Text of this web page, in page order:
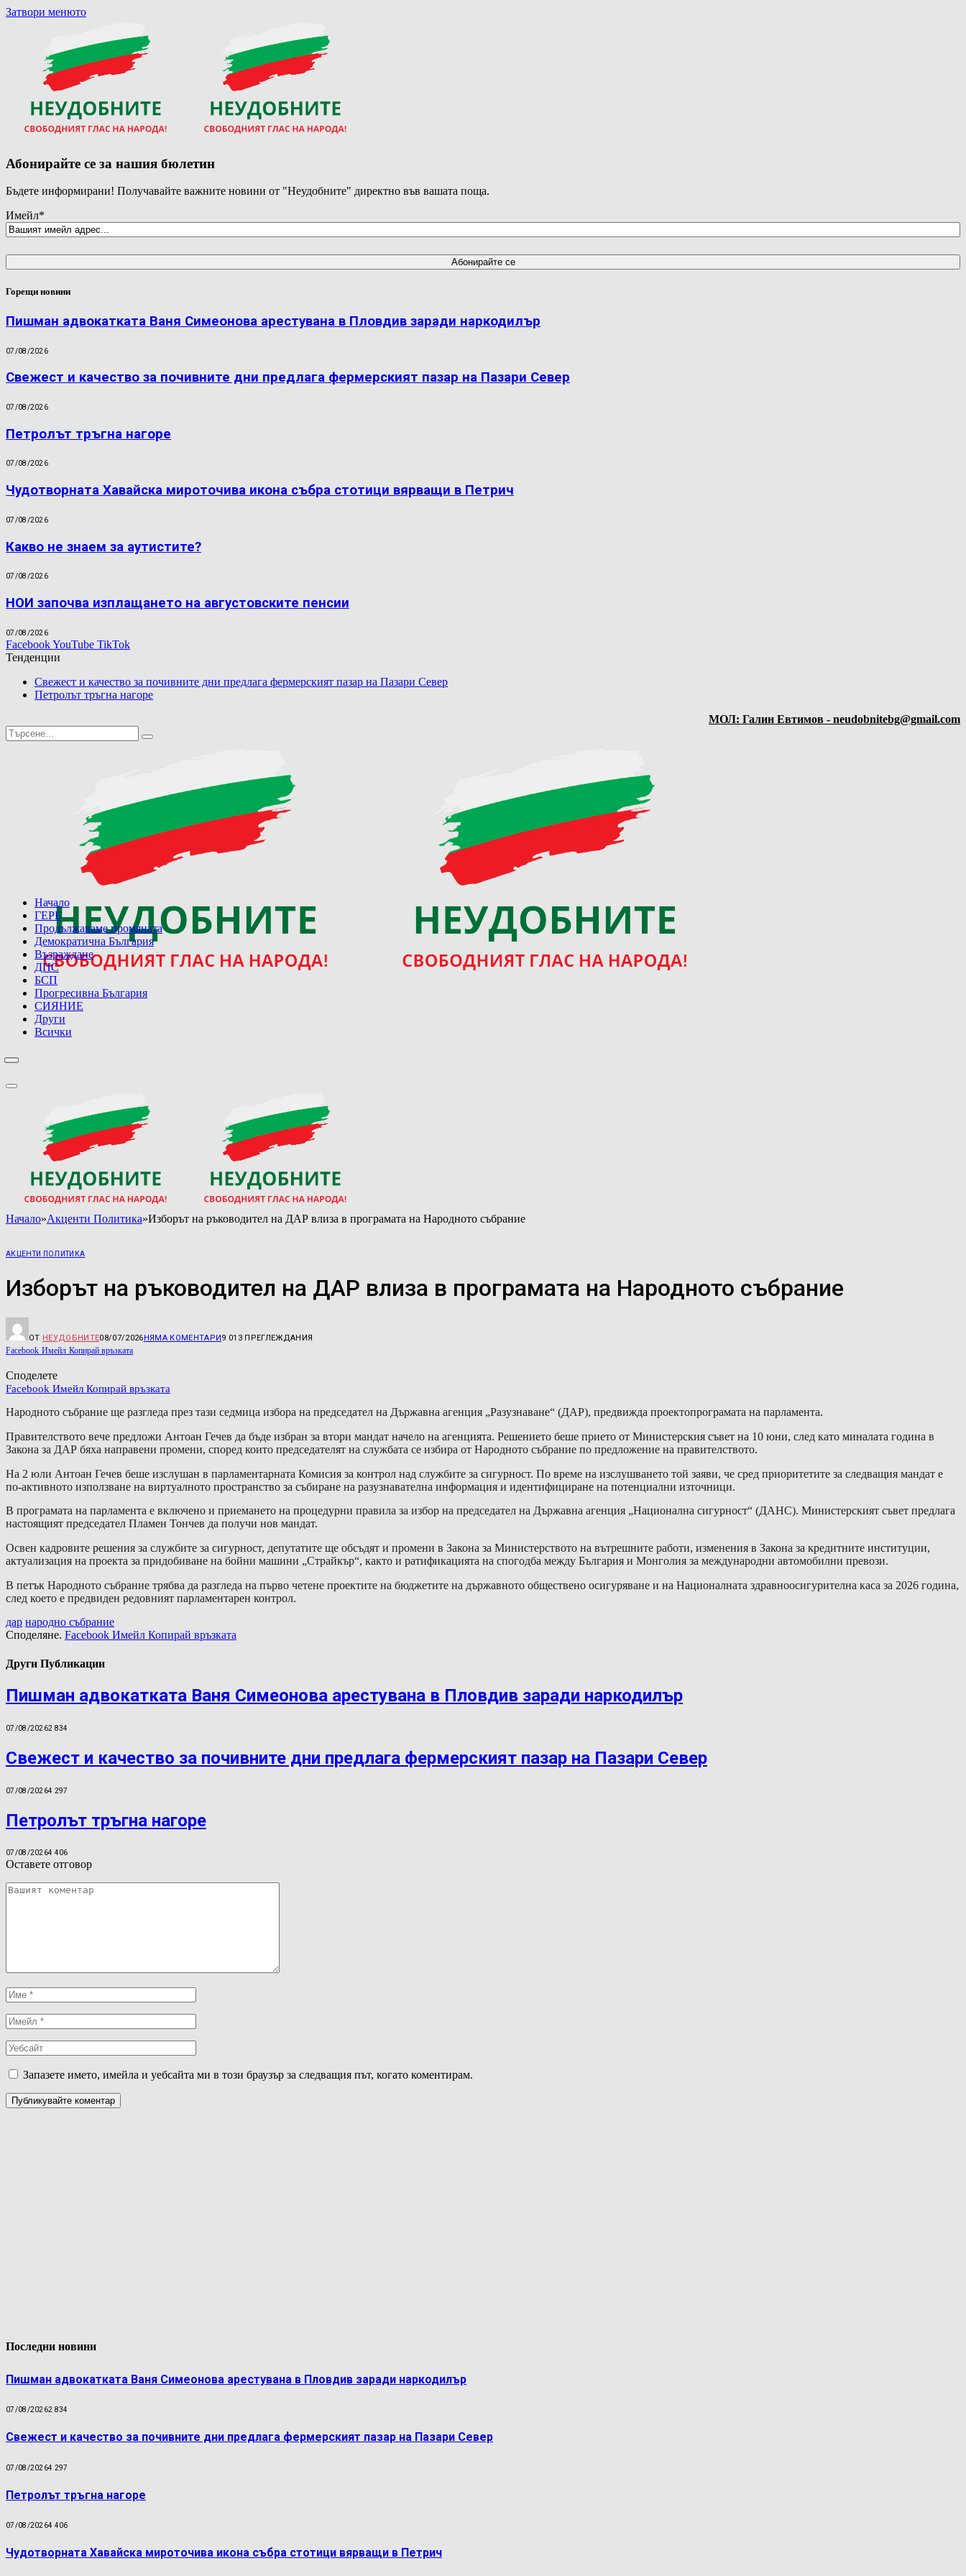
Затвори менюто
Абонирайте се за нашия бюлетин
Бъдете информирани! Получавайте важните новини от "Неудобните" директно във вашата поща.
Имейл*
Горещи новини
Пишман адвокатката Ваня Симеонова арестувана в Пловдив заради наркодилър
07/08/2026
Свежест и качество за почивните дни предлага фермерският пазар на Пазари Север
07/08/2026
Петролът тръгна нагоре
07/08/2026
Чудотворната Хавайска мироточива икона събра стотици вярващи в Петрич
07/08/2026
Какво не знаем за аутистите?
07/08/2026
НОИ започва изплащането на августовските пенсии
07/08/2026
FacebookYouTube TikTok
Тенденции
Свежест и качество за почивните дни предлага фермерският пазар на Пазари Север
Петролът тръгна нагоре
МОЛ: Галин Евтимов - neudobnitebg@gmail.com
Начало
ГЕРБ
Продължаваме промяната
Демократична България
Възраждане
ДПС
БСП
Прогресивна България
СИЯНИЕ
Други
Всички
Начало»Акценти Политика»Изборът на ръководител на ДАР влиза в програмата на Народното събрание
АКЦЕНТИ ПОЛИТИКА
Изборът на ръководител на ДАР влиза в програмата на Народното събрание
ОТ НЕУДОБНИТЕ08/07/2026НЯМА КОМЕНТАРИ9 013 ПРЕГЛЕЖДАНИЯ
Facebook Имейл Копирай връзката
Споделете
Facebook Имейл Копирай връзката
Народното събрание ще разгледа през тази седмица избора на председател на Държавна агенция „Разузнаване“ (ДАР), предвижда проектопрограмата на парламента.
Правителството вече предложи Антоан Гечев да бъде избран за втори мандат начело на агенцията. Решението беше прието от Министерския съвет на 10 юни, след като миналата година в
Закона за ДАР бяха направени промени, според които председателят на службата се избира от Народното събрание по предложение на правителството.
На 2 юли Антоан Гечев беше изслушан в парламентарната Комисия за контрол над службите за сигурност. По време на изслушването той заяви, че сред приоритетите за следващия мандат е
по-активното използване на виртуалното пространство за събиране на разузнавателна информация и идентифициране на потенциални източници.
В програмата на парламента е включено и приемането на процедурни правила за избор на председател на Държавна агенция „Национална сигурност“ (ДАНС). Министерският съвет предлага
настоящият председател Пламен Тончев да получи нов мандат.
Освен кадровите решения за службите за сигурност, депутатите ще обсъдят и промени в Закона за Министерството на вътрешните работи, изменения в Закона за кредитните институции,
актуализация на проекта за придобиване на бойни машини „Страйкър“, както и ратификацията на спогодба между България и Монголия за международни автомобилни превози.
В петък Народното събрание трябва да разгледа на първо четене проектите на бюджетите на държавното обществено осигуряване и на Националната здравноосигурителна каса за 2026 година,
след което е предвиден редовният парламентарен контрол.
дар народно събрание
Споделяне. Facebook Имейл Копирай връзката
Други Публикации
Пишман адвокатката Ваня Симеонова арестувана в Пловдив заради наркодилър
07/08/20262 834
Свежест и качество за почивните дни предлага фермерският пазар на Пазари Север
07/08/20264 297
Петролът тръгна нагоре
07/08/20264 406
Оставете отговор
Запазете името, имейла и уебсайта ми в този браузър за следващия път, когато коментирам.
Последни новини
Пишман адвокатката Ваня Симеонова арестувана в Пловдив заради наркодилър
07/08/20262 834
Свежест и качество за почивните дни предлага фермерският пазар на Пазари Север
07/08/20264 297
Петролът тръгна нагоре
07/08/20264 406
Чудотворната Хавайска мироточива икона събра стотици вярващи в Петрич